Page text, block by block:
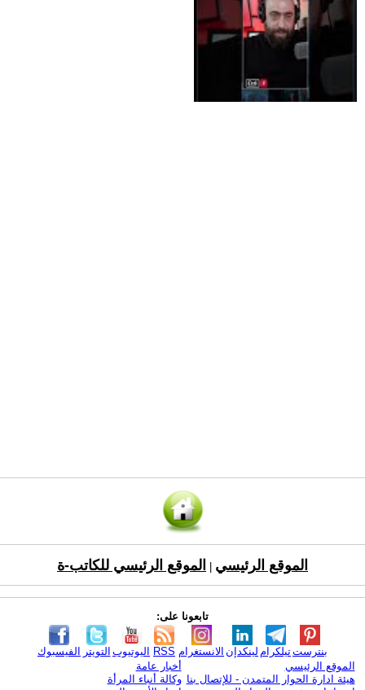
الموقع الرئيسي الموقع الرئيسي للكاتب-ة
تابعونا على:
الفيسبوك التويتر اليوتيوب RSS الانستغرام لينكدإن تيلكرامبنترست
الموقع الرئيسي
هيئة ادارة الحوار المتمدن - للإتصال بنا
أخبار عامة
وكالة أنباء المرأة